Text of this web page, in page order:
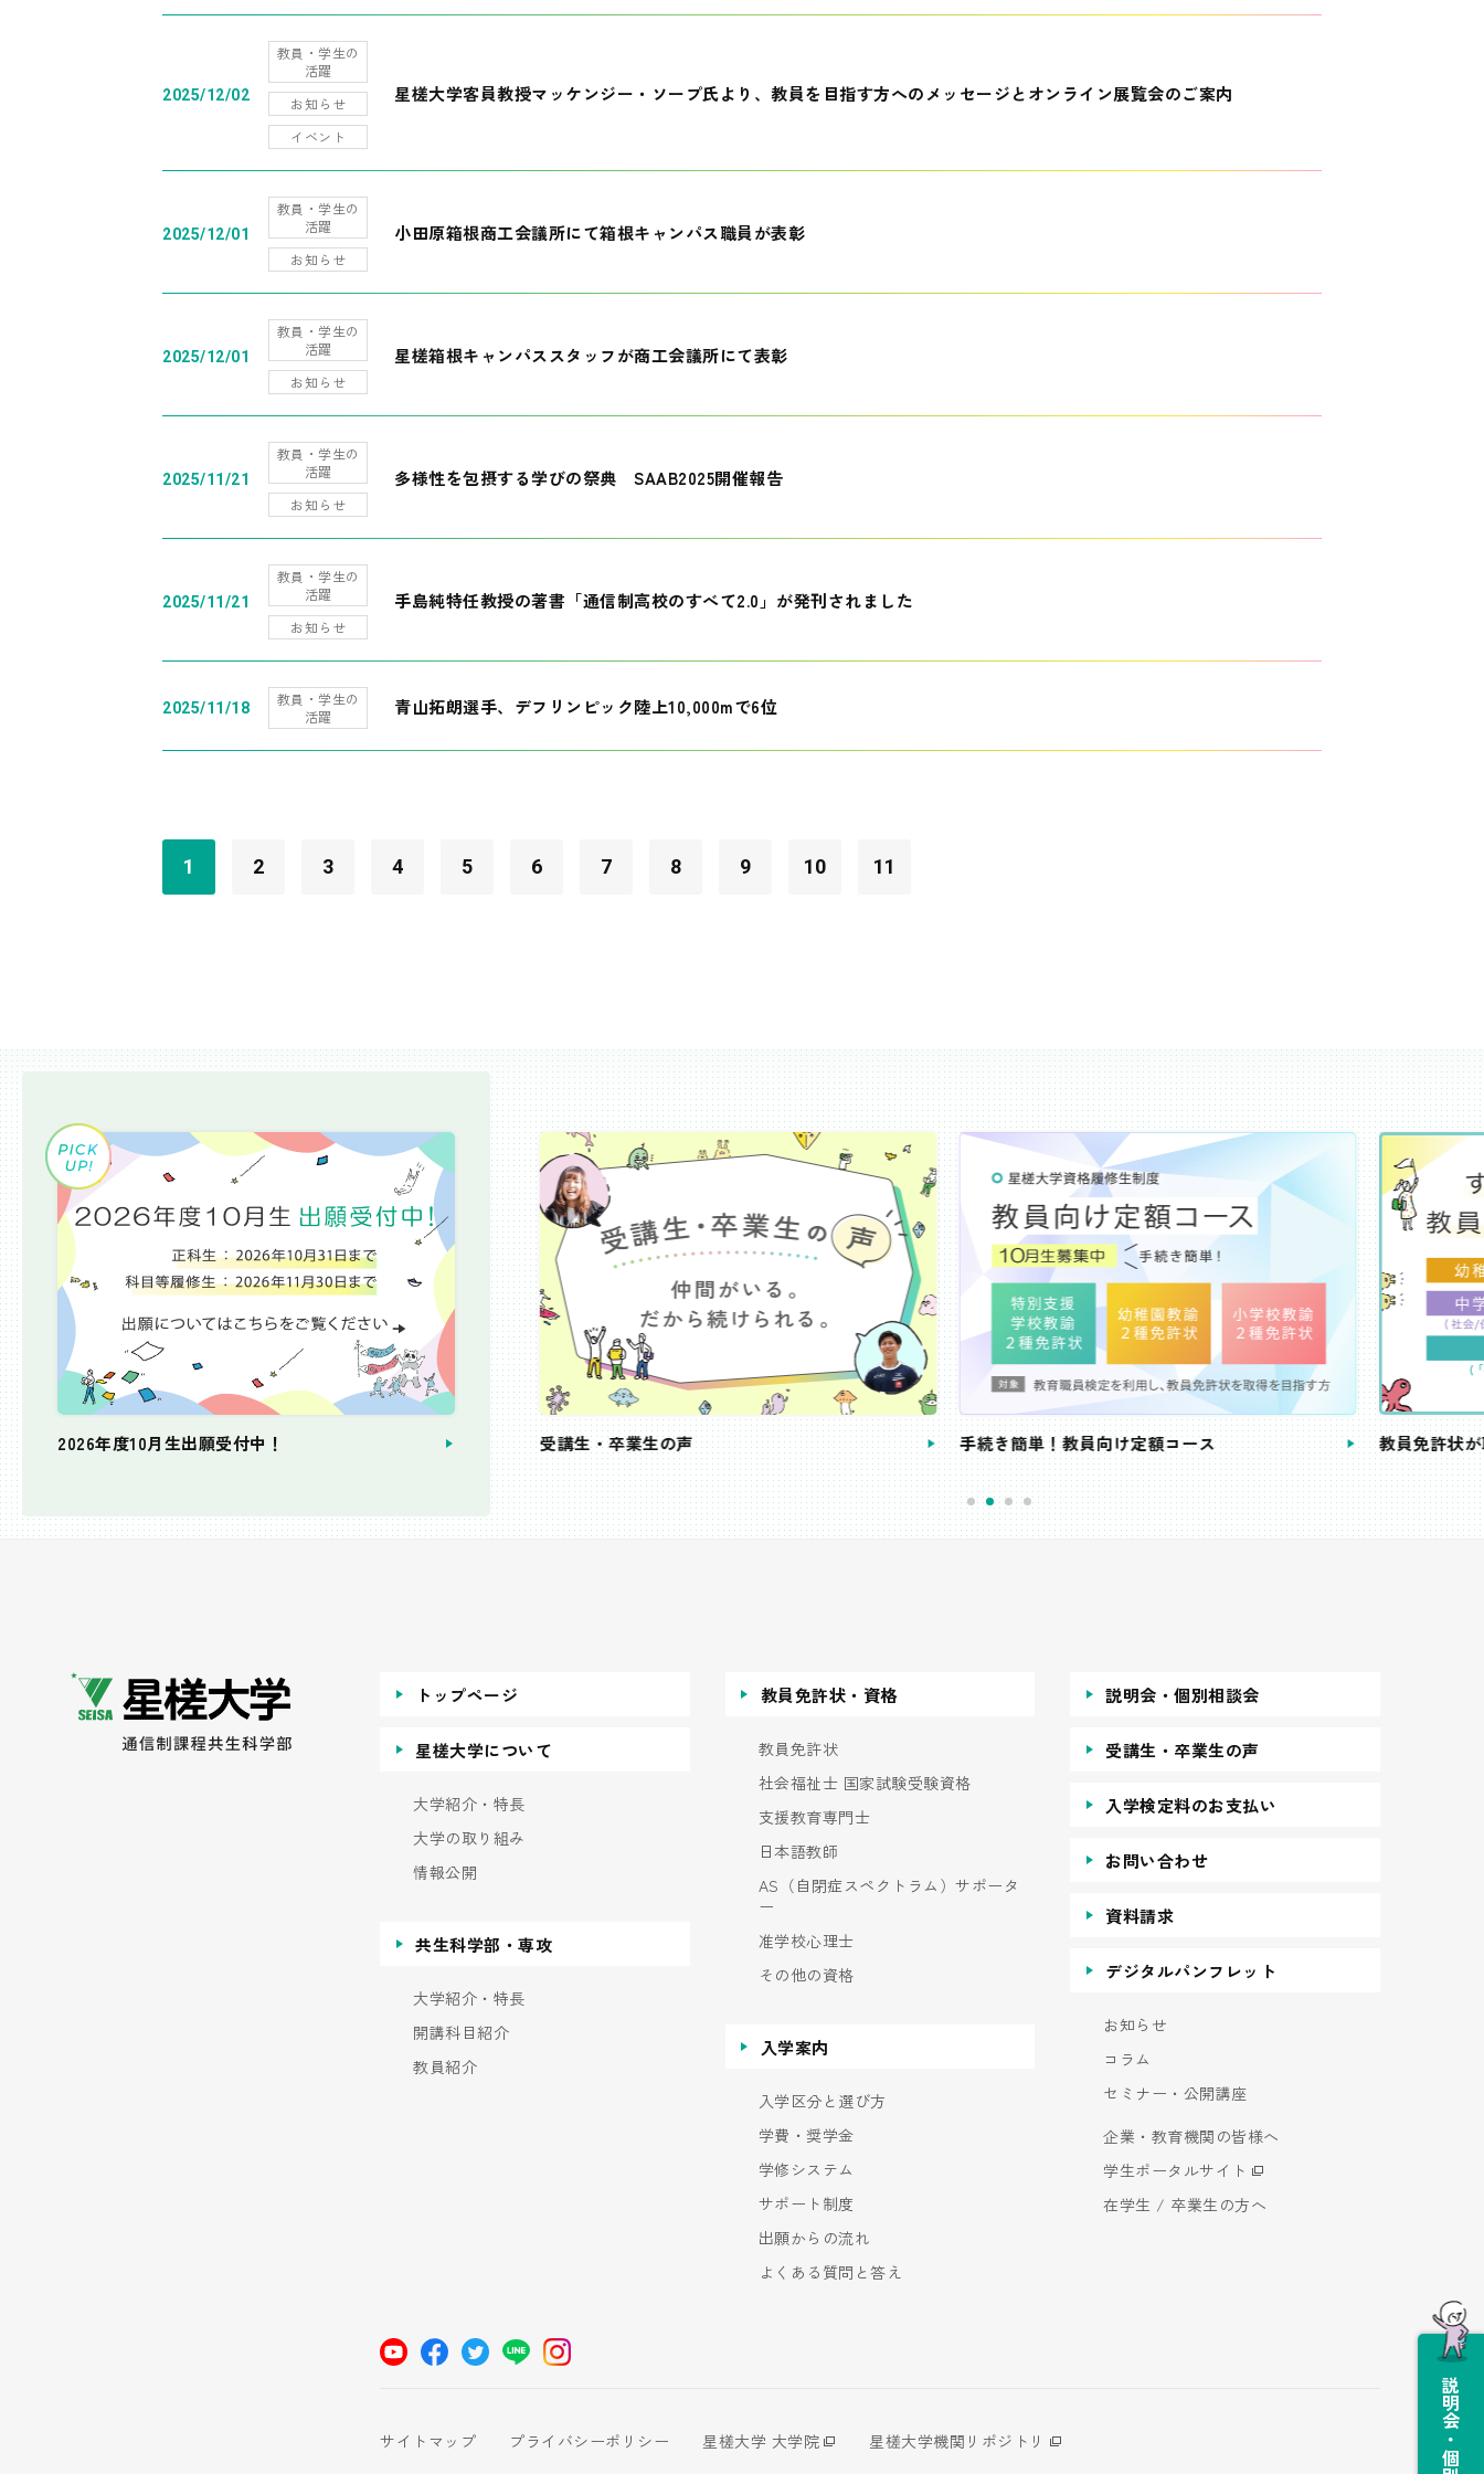
2025/12/02
教員・学生の
活躍
お知らせ
イベント
星槎大学客員教授マッケンジー・ソープ氏より、教員を目指す方へのメッセージとオンライン展覧会のご案内
2025/12/01
教員・学生の
活躍
お知らせ
小田原箱根商工会議所にて箱根キャンパス職員が表彰
2025/12/01
教員・学生の
活躍
お知らせ
星槎箱根キャンパススタッフが商工会議所にて表彰
2025/11/21
教員・学生の
活躍
お知らせ
多様性を包摂する学びの祭典 SAAB2025開催報告
2025/11/21
教員・学生の
活躍
お知らせ
手島純特任教授の著書「通信制高校のすべて2.0」が発刊されました
2025/11/18
教員・学生の
活躍
青山拓朗選手、デフリンピック陸上10,000mで6位
1 2 3 4 5 6 7 8 9 10 11
2026年度10月生出願受付中！
個別相談会 受講生・卒業生の声 手続き簡単！教員向け定額コース 教員免許状が
トップページ
星槎大学について
大学紹介・特長
大学の取り組み
情報公開
共生科学部・専攻
大学紹介・特長
開講科目紹介
教員紹介
教員免許状・資格
教員免許状
社会福祉士 国家試験受験資格
支援教育専門士
日本語教師
AS（自閉症スペクトラム）サポータ
ー
准学校心理士
その他の資格
入学案内
入学区分と選び方
学費・奨学金
学修システム
サポート制度
出願からの流れ
よくある質問と答え
説明会・個別相談会
受講生・卒業生の声
入学検定料のお支払い
お問い合わせ
資料請求
デジタルパンフレット
お知らせ
コラム
セミナー・公開講座
企業・教育機関の皆様へ
学生ポータルサイト
在学生 / 卒業生の方へ
サイトマップ プライバシーポリシー 星槎大学 大学院
星槎大学機関リポジトリ